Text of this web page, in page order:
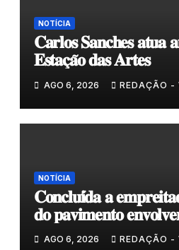
NOTÍCIA
𝐂𝐚𝐫𝐥𝐨𝐬 𝐒𝐚𝐧𝐜𝐡𝐞𝐬 𝐚𝐭𝐮𝐚
𝐄𝐬𝐭𝐚𝐜̧𝐚̃𝐨 𝐝𝐚𝐬 𝐀𝐫𝐭𝐞𝐬
AGO 6, 2026 REDAÇÃO -
NOTÍCIA
𝐂𝐨𝐧𝐜𝐥𝐮𝐢́𝐝𝐚 𝐚
𝐝𝐨 𝐩𝐚𝐯𝐢𝐦𝐞𝐧𝐭𝐨
𝐂𝐨𝐯𝐚𝐬
AGO 6, 2026 REDAÇÃO -